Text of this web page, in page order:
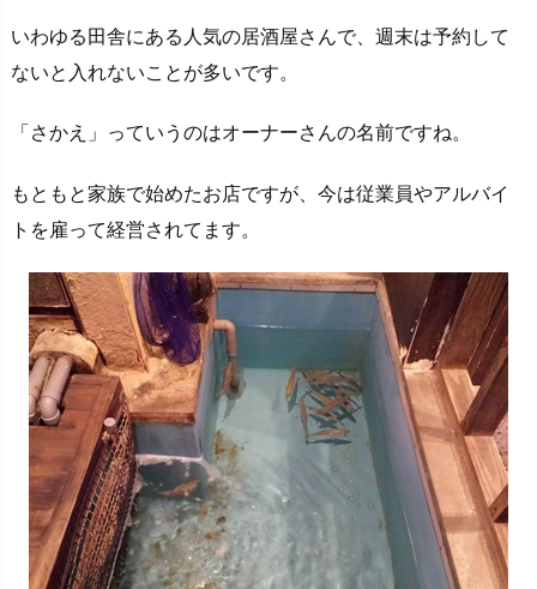
いわゆる田舎にある人気の居酒屋さんで、週末は予約して
ないと入れないことが多いです。
「さかえ」っていうのはオーナーさんの名前ですね。
もともと家族で始めたお店ですが、今は従業員やアルバイ
トを雇って経営されてます。